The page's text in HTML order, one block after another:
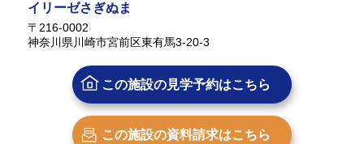
イリーゼさぎぬま
〒216-0002
神奈川県川崎市宮前区東有馬3-20-3
この施設の見学予約はこちら
この施設の資料請求はこちら